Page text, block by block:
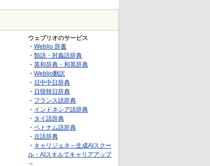
ウェブリオのサービス
・ Weblio 辞書
・ 類語・対義語辞典
・ 英和辞典・和英辞典
・ Weblio翻訳
・ 日中中日辞典
・ 日韓韓日辞典
・ フランス語辞典
・ インドネシア語辞典
・ タイ語辞典
・ ベトナム語辞典
・ 古語辞典
・ キャリジェネ～生成AIスクー
ル・AIスキルでキャリアアップ
～